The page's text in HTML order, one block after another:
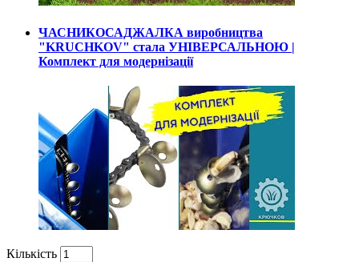
ЧАСНИКОСАДЖАЛКА виробництва
"KRUCHKOV" стала УНІВЕРСАЛЬНОЮ |
Комплект для модернізації
Кількість